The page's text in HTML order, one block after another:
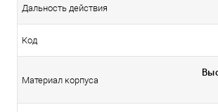
Дальность действия
Код
Материал корпуса